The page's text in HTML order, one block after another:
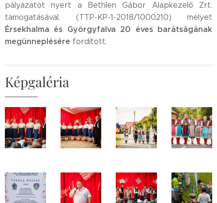
pályázatot nyert a Bethlen Gábor Alapkezelő Zrt.
támogatásával, (TTP-KP-1-2018/1000210) melyet
Érsekhalma és Györgyfalva 20 éves barátságának
megünneplésére fordított.
Képgaléria